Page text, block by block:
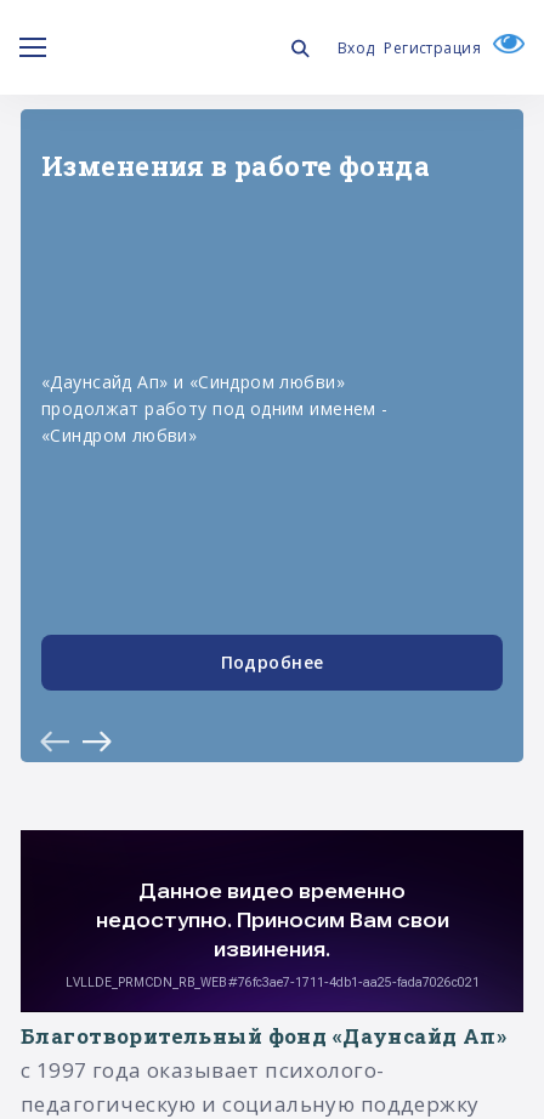
Вход Регистрация
Изменения в работе фонда
«Даунсайд Ап» и «Синдром любви»
продолжат работу под одним именем -
«Синдром любви»
Подробнее
Благотворительный фонд «Даунсайд Ап»
с 1997 года оказывает психолого-
педагогическую и социальную поддержку